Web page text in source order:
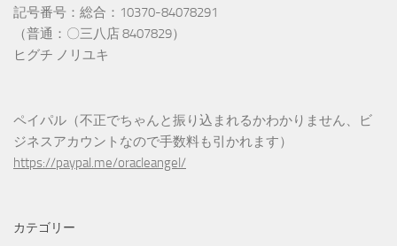
記号番号：総合：10370-84078291
（普通：〇三八店 8407829）
ヒグチ ノリユキ
ペイパル（不正でちゃんと振り込まれるかわかりません、ビ
ジネスアカウントなので手数料も引かれます）
https://paypal.me/oracleangel/
カテゴリー